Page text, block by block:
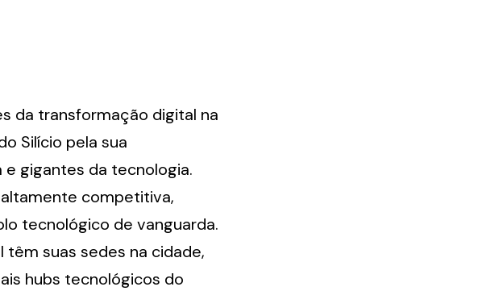
da transformação digital na
Silício pela sua
gigantes da tecnologia.
competitiva,
tecnológico de vanguarda.
têm suas sedes na cidade,
hubs tecnológicos do